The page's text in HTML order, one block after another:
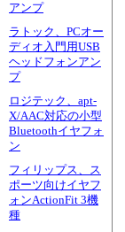
アンプ
ラトック、PCオー
ディオ入門用USB
ヘッドフォンアン
プ
ロジテック、apt-
X/AAC対応の小型
Bluetoothイヤフォ
ン
フィリップス、ス
ポーツ向けイヤフ
ォンActionFit 3機
種